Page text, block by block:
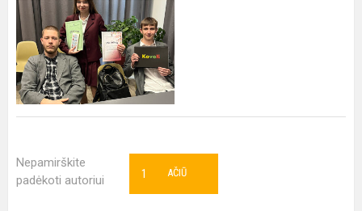
Nepamirškite
padėkoti autoriui
AČIŪ
1